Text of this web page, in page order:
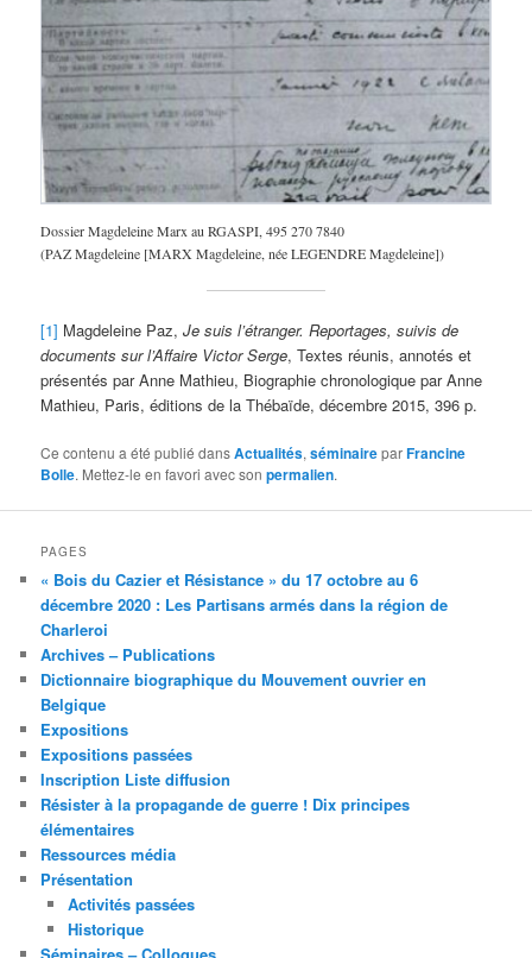
Dossier Magdeleine Marx au RGASPI, 495 270 7840
(PAZ Magdeleine [MARX Magdeleine, née LEGENDRE Magdeleine])
[1] Magdeleine Paz,Je suis l’étranger. Reportages, suivis de
documents sur l’Affaire Victor Serge, Textes réunis, annotés et
présentés par Anne Mathieu, Biographie chronologique par Anne
Mathieu, Paris, éditions de la Thébaïde, décembre 2015, 396 p.
Ce contenu a été publié dansActualités,séminaireparFrancine
Bolle. Mettez-le en favori avec sonpermalien.
PAGES
« Bois du Cazier et Résistance » du 17 octobre au 6
décembre 2020 : Les Partisans armés dans la région de
Charleroi
Archives – Publications
Dictionnaire biographique du Mouvement ouvrier en
Belgique
Expositions
Expositions passées
Inscription Liste diffusion
Résister à la propagande de guerre ! Dix principes
élémentaires
Ressources média
Présentation
Activités passées
Historique